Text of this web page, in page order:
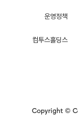
운영정책
컴투스홀딩스
Copyright ©